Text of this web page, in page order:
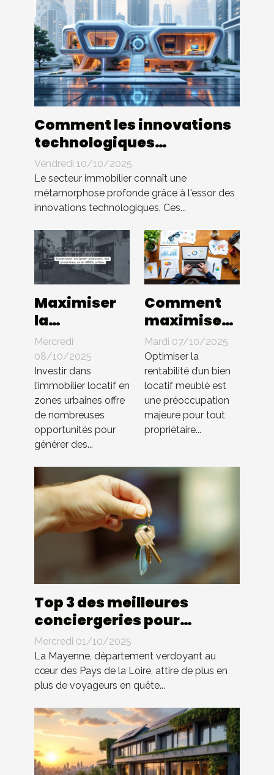
Comment les innovations
technologiques
transforment-elles
l'immobilier ?
Vendredi 10/10/2025
Le secteur immobilier connaît une
métamorphose profonde grâce à l'essor des
innovations technologiques. Ces...
Maximiser
la
rentabilité
de biens
locatifs en
zones
urbaines
Mercredi
08/10/2025
Investir dans
l’immobilier locatif en
zones urbaines offre
de nombreuses
opportunités pour
générer des...
Comment
maximiser
les
rendements
de votre
bien locatif
meublé?
Mardi 07/10/2025
Optimiser la
rentabilité d’un bien
locatif meublé est
une préoccupation
majeure pour tout
propriétaire...
Top 3 des meilleures
conciergeries pour
location saisonnière en
Mayenne
Mercredi 01/10/2025
La Mayenne, département verdoyant au
cœur des Pays de la Loire, attire de plus en
plus de voyageurs en quête...